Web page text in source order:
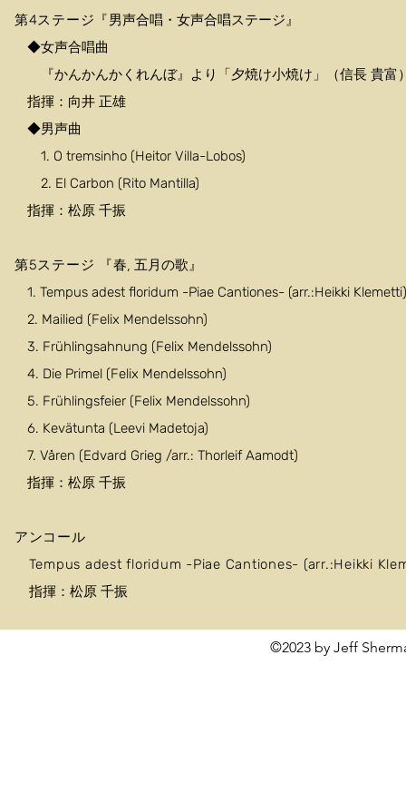
第4ステージ『男声合唱・女声合唱ステージ』
◆女声合唱曲
『かんかんかくれんぼ』より「夕焼け小焼け」（信長 貴富
指揮：向井 正雄
◆男声曲
1. O tremsinho (Heitor Villa-Lobos)
2. El Carbon (Rito Mantilla)
指揮：松原 千振
第5ステージ 『春, 五月の歌』
1. Tempus adest floridum -Piae Cantiones- (arr.:Heikki Klemetti)
2. Mailied (Felix Mendelssohn)
3. Frühlingsahnung (Felix Mendelssohn)
4. Die Primel (Felix Mendelssohn)
5. Frühlingsfeier (Felix Mendelssohn)
6. Kevätunta (Leevi Madetoja)
7. Våren (Edvard Grieg /arr.: Thorleif Aamodt)
指揮：松原 千振
アンコール
Tempus adest floridum -Piae Cantiones- (arr.:Heikki
指揮：松原 千振
©2023 by Jeff